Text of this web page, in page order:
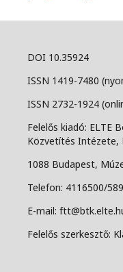
DOI 10.35924
ISSN 1419-7480
ISSN 2732-1924
Felelős kiadó: ELTE
Közvetítés Intézete,
1088 Budapest,
Telefon: 4116500/
E-mail:
Felelős szerkesztő: